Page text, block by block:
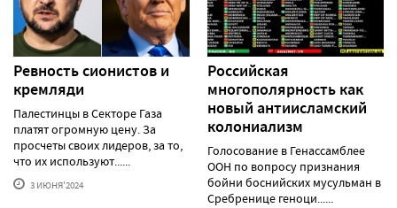
Ревность сионистов и
кремляди
Палестинцы в Секторе Газа
платят огромную цену. За
просчеты своих лидеров, за то,
что их используют......
3 ИЮНЯ'2024
Российская
многополярность как
новый антиисламский
колониализм
Голосование в Генассамблее
ООН по вопросу признания
бойни боснийских мусульман в
Сребренице геноци......